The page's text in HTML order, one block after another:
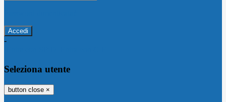
-
Seleziona utente
button close ×